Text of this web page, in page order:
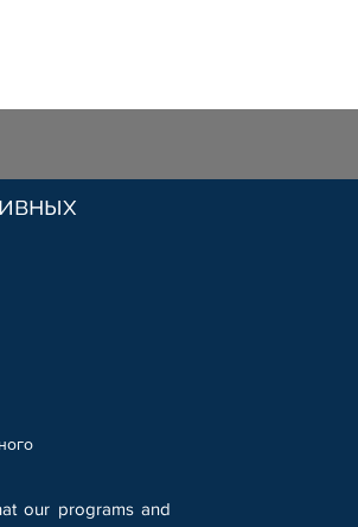
our programs and